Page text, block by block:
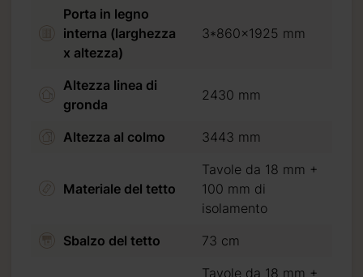
Porta in legno
interna (larghezza
x altezza)
3*860x1925 mm
Altezza linea di
gronda
2430 mm
Altezza al colmo 3443 mm
Materiale del tetto
Tavole da 18 mm +
100 mm di
isolamento
Sbalzo del tetto
73 cm
Tavole da 18 mm +
pagamento.